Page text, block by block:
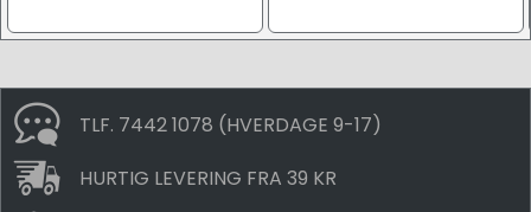
TLF. 7442 1078 (HVERDAGE 9-17)
HURTIG LEVERING FRA 39 KR